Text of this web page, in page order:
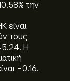
την
είναι
τους
Η
-0.16.